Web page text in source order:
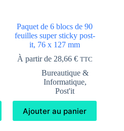
Paquet de 6 blocs de 90
feuilles super sticky post-
it, 76 x 127 mm
À partir de 28,66 € TTC
Bureautique &
Informatique,
Post'it
Ajouter au panier